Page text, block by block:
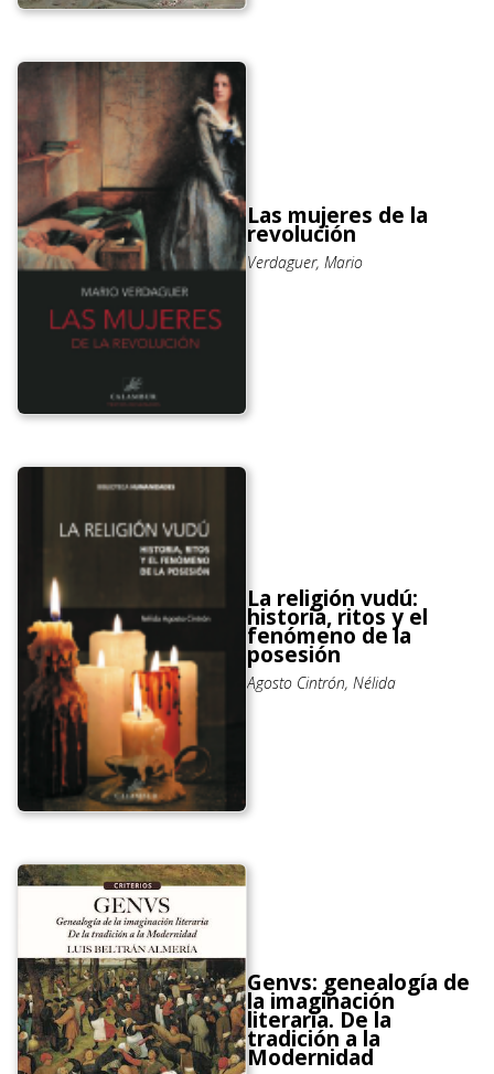
Las mujeres de la
revolución
Verdaguer, Mario
La religión vudú:
historia, ritos y el
fenómeno de la
posesión
Agosto Cintrón, Nélida
Genvs: genealogía de
la imaginación
literaria. De la
tradición a la
Modernidad